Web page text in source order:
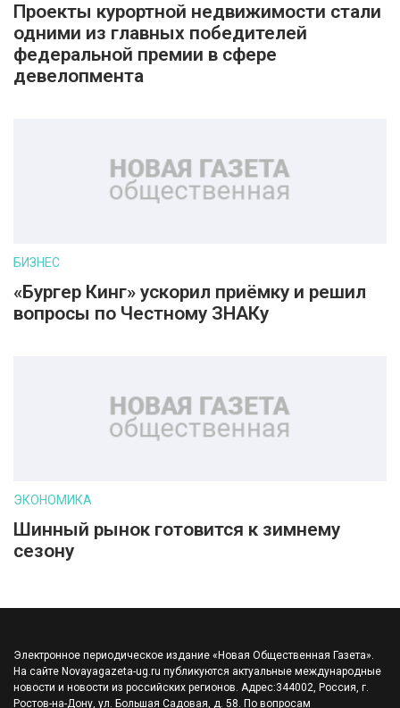
Проекты курортной недвижимости стали
одними из главных победителей
федеральной премии в сфере
девелопмента
БИЗНЕС
«Бургер Кинг» ускорил приёмку и решил
вопросы по Честному ЗНАКу
ЭКОНОМИКА
Шинный рынок готовится к зимнему
сезону
Электронное периодическое издание «Новая Общественная Газета».
На сайте Novayagazeta-ug.ru публикуются актуальные международные
новости и новости из российских регионов. Адрес:344002, Россия, г.
Ростов-на-Дону, ул. Большая Садовая, д. 58. По вопросам